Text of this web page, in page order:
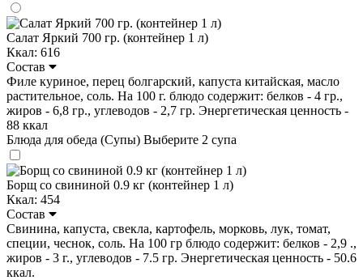
Салат Яркий 700 гр. (контейнер 1 л)
Ккал: 616
Состав
Филе куриное, перец болгарский, капуста китайская, масло
растительное, соль. На 100 г. блюдо содержит: белков - 4 гр.,
жиров - 6,8 гр., углеводов - 2,7 гр. Энергетическая ценность -
88 ккал
Блюда для обеда (Супы) Выберите 2 супа
Борщ со свининой 0.9 кг (контейнер 1 л)
Ккал: 454
Состав
Свинина, капуста, свекла, картофель, морковь, лук, томат,
специи, чеснок, соль. На 100 гр блюдо содержит: белков - 2,9 .,
жиров - 3 г., углеводов - 7.5 гр. Энергетическая ценность - 50.6
ккал.